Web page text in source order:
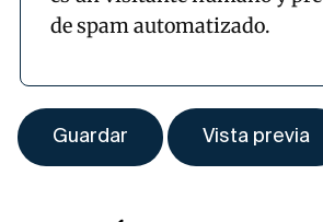
de spam automatizado.